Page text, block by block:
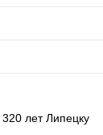
320 лет Липецку